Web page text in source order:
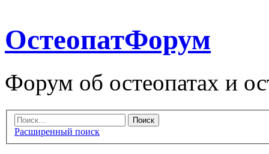
ОстеопатФорум
Форум об остеопатах и
Расширенный поиск